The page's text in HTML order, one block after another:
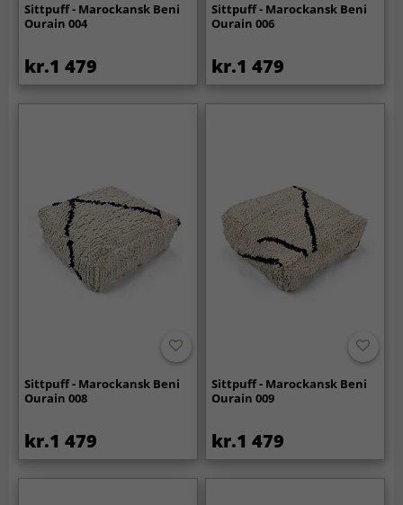
Sittpuff - Marockansk Beni
Ourain 004
kr.1 479
Sittpuff - Marockansk Beni
Ourain 006
kr.1 479
Sittpuff - Marockansk Beni
Ourain 008
kr.1 479
Sittpuff - Marockansk Beni
Ourain 009
kr.1 479